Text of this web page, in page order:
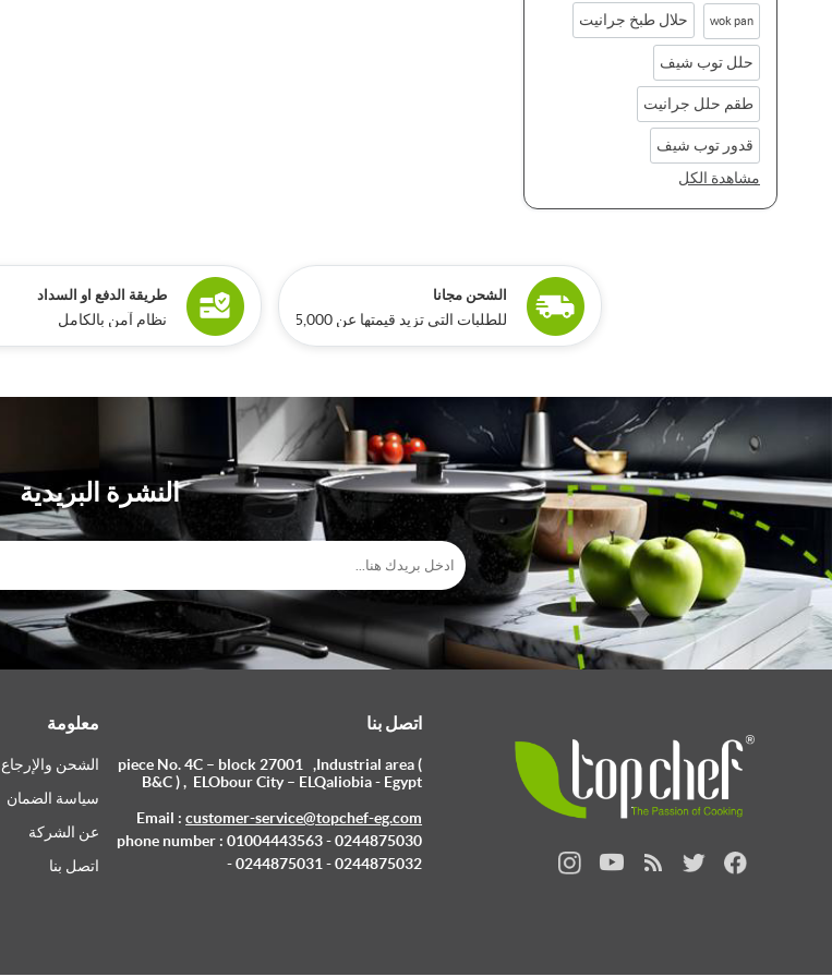
wok pan حلال طبخ جرانيت
حلل توب شيف
طقم حلل جرانيت
قدور توب شيف
مشاهدة الكل
ًالشحن مجانا
للطلبات التي تزيد قيمتها عن 15,000 جنيه مصري
طريقة الدفع او السداد
نظام آمن بالكامل
النشرة البريدية
اتصل بنا
piece No. 4C – block 27001 ,Industrial area (
B&C ) , ELObour City – ELQaliobia - Egypt
Email :customer-service@topchef-eg.com
phone number : 01004443563 - 0244875030
- 0244875031 - 0244875032
معلومة
الشحن والإرجاع
سياسة الضمان
عن الشركة
اتصل بنا